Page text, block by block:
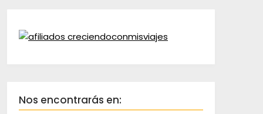
Nos encontrarás en: